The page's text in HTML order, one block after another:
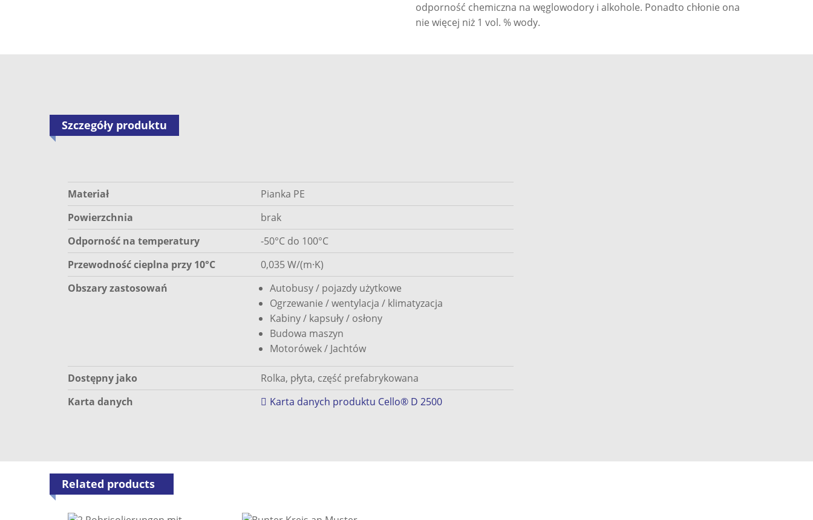
odporność chemiczna na węglowodory i alkohole. Ponadto chłonie ona
nie więcej niż 1 vol. % wody.
Szczegóły produktu
Materiał
Pianka PE
Powierzchnia
brak
Odporność na temperatury
-50°C do 100°C
Przewodność cieplna przy 10°C
0,035 W/(m·K)
Obszary zastosowań
Autobusy / pojazdy użytkowe
Ogrzewanie / wentylacja / klimatyzacja
Kabiny / kapsuły / osłony
Budowa maszyn
Motorówek / Jachtów
Dostępny jako
Rolka, płyta, część prefabrykowana
Karta danych
Karta danych produktu Cello® D 2500
Related products